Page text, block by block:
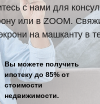
с нами для
или в ZOOM.
на машканту в
Вы можете получить
ипотеку до 85% от
стоимости
недвижимости.